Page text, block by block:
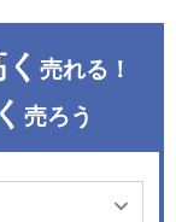
売れる！
売ろう